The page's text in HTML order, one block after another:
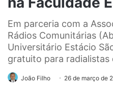
Em parceria com a
Rádios Comunitárias
Universitário Estácio
gratuito para radialistas
João Filho 26 de março de